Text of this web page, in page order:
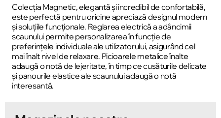
Colecția Magnetic, elegantă și incredibil de confortabilă,
este perfectă pentru oricine apreciază designul modern
și soluțiile funcționale. Reglarea electrică a adâncimii
scaunului permite personalizarea în funcție de
preferințele individuale ale utilizatorului, asigurând cel
mai înalt nivel de relaxare. Picioarele metalice înalte
adaugă o notă de lejeritate, în timp ce cusăturile delicate
și panourile elastice ale scaunului adaugă o notă
interesantă.